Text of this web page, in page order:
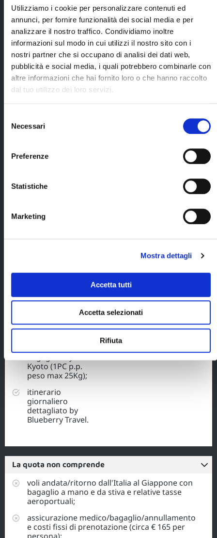
Utilizziamo i cookie per personalizzare contenuti ed
annunci, per fornire funzionalità dei social media e per
analizzare il nostro traffico. Condividiamo inoltre
informazioni sul modo in cui utilizzi il nostro sito con i
nostri partner che si occupano di analisi dei dati web,
pubblicità e social media, i quali potrebbero combinarle con
altre informazioni che hai fornito loro o che hanno raccolto
dal tuo utilizzo dei loro servizi.
delNecessari
Preferenze
Statistiche
Marketing
Mostra dettagli
Accetta tutti
Accetta selezionati
Rifiuta
(con i mezzi
pubblici) e
successivo
orientamento di 1
ora. Sarà fornito
anche un numero
di contatto in
Giappone gratuito
per ricevere
assistenza in lingua
Blueberry Travel);
l'hotel Daiichi
prima colazione;
a Kanazawa,
presso l'hotel
(o similare) con
ad Arashiyama,
Hanaikada (o
similare) con
colazione;
a Tokyo nel
giorno 3;
Hokuriku rail
pass 7 giorni
(classe
ordinaria);
biglietti autobus a/r
Kanazawa/Shirakawago;
Kyoto (1PC p.p.
peso max 25Kg);
itinerario
giornaliero
dettagliato by
Blueberry Travel.
La quota non comprende
voli andata/ritorno dall'Italia al Giappone con
bagaglio a mano e da stiva e relative tasse
aeroportuali;
assicurazione medico/bagaglio/annullamento
e costi fissi di prenotazione (circa € 165 per